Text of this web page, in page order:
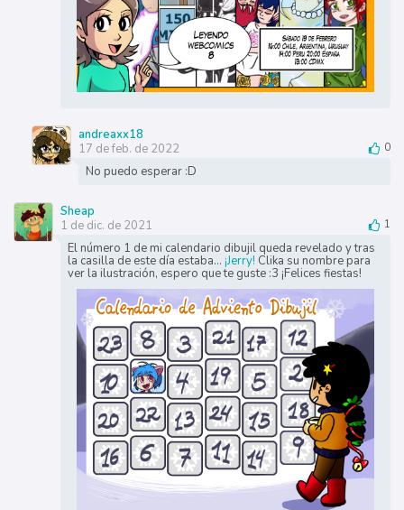
andreaxx18
17 de feb. de 2022
0
No puedo esperar :D
Sheap
1 de dic. de 2021
1
El número 1 de mi calendario dibujil queda revelado y tras
la casilla de este día estaba... ¡Jerry! Clika su nombre para
ver la ilustración, espero que te guste :3 ¡Felices fiestas!